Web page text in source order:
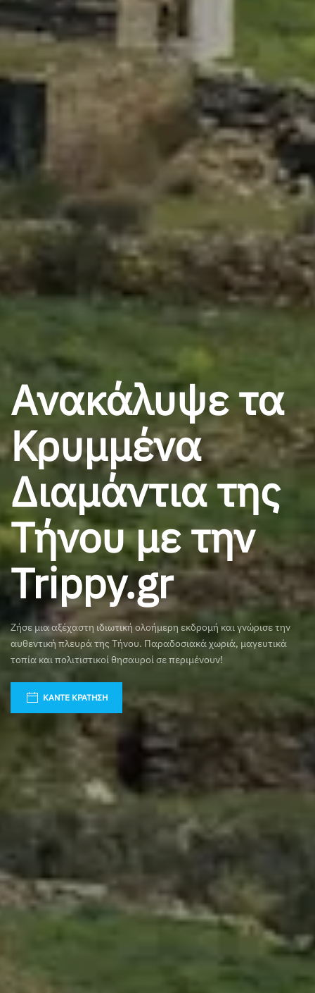
Ανακάλυψε τα
Κρυμμένα
Διαμάντια της
Τήνου με την
Trippy.gr
Ζήσε μια αξέχαστη ιδιωτική ολοήμερη εκδρομή και γνώρισε την
αυθεντική πλευρά της Τήνου. Παραδοσιακά χωριά, μαγευτικά
τοπία και πολιτιστικοί θησαυροί σε περιμένουν!
ΚΆΝΤΕ ΚΡΆΤΗΣΗ